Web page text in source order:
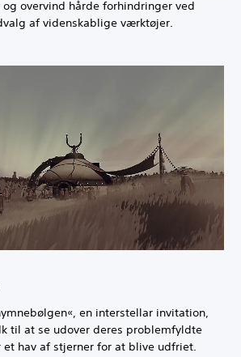
overvind hårde forhindringer ved
af videnskablige værktøjer.
en interstellar invitation,
til at se udover deres problemfyldte
et hav af stjerner for at blive udfriet.